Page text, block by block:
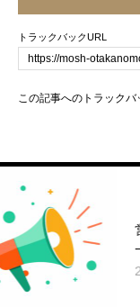
トラックバックURL
この記事へのトラックバ
【平日も24時
営業】営業時
一部変更しま
2025.06.01